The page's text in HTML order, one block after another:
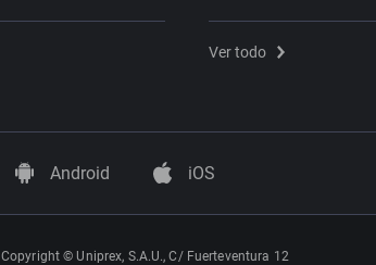
Ver todo
Android iOS
Copyright © Uniprex, S.A.U., C/ Fuerteventura 12